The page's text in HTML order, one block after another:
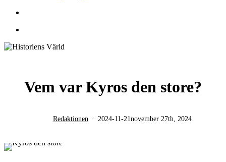
Vem var Kyros den store?
Redaktionen 2024-11-21 november 27th, 2024